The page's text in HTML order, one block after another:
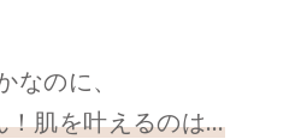
なのに、
！肌を叶えるのは…